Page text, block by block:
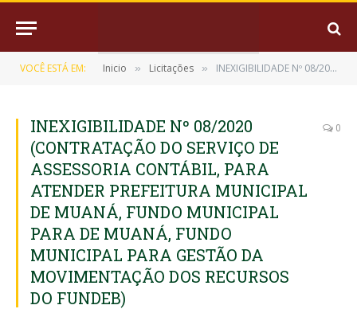
VOCÊ ESTÁ EM: Inicio » Licitações » INEXIGIBILIDADE Nº 08/2020 (CONTRATAÇÃO DO SERVIÇO DE ASSESSORIA CONTÁBIL, PARA ATENDER PREFEITURA MUNICIPAL DE MUANÁ, FUNDO MUNICIPAL PARA DE MUANÁ, FUNDO MUNICIPAL PARA GESTÃO DA MOVIMENTAÇÃO DOS RECURSOS DO FUNDEB)
INEXIGIBILIDADE Nº 08/2020
(CONTRATAÇÃO DO SERVIÇO DE
ASSESSORIA CONTÁBIL, PARA
ATENDER PREFEITURA MUNICIPAL
DE MUANÁ, FUNDO MUNICIPAL
PARA DE MUANÁ, FUNDO
MUNICIPAL PARA GESTÃO DA
MOVIMENTAÇÃO DOS RECURSOS
DO FUNDEB)
0